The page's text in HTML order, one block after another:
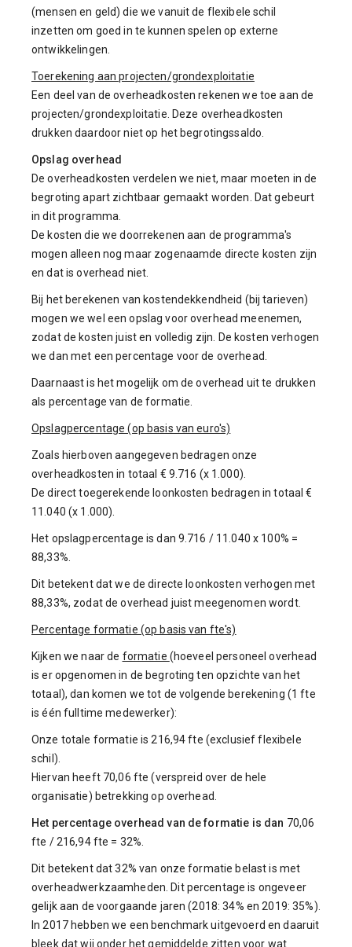
(mensen en geld) die we vanuit de flexibele schil
inzetten om goed in te kunnen spelen op externe
ontwikkelingen.
Toerekening aan projecten/grondexploitatie
Een deel van de overheadkosten rekenen we toe aan de
projecten/grondexploitatie. Deze overheadkosten
drukken daardoor niet op het begrotingssaldo.
Opslag overhead
De overheadkosten verdelen we niet, maar moeten in de
begroting apart zichtbaar gemaakt worden. Dat gebeurt
in dit programma.
De kosten die we doorrekenen aan de programma's
mogen alleen nog maar zogenaamde directe kosten zijn
en dat is overhead niet.
Bij het berekenen van kostendekkendheid (bij tarieven)
mogen we wel een opslag voor overhead meenemen,
zodat de kosten juist en volledig zijn. De kosten verhogen
we dan met een percentage voor de overhead.
Daarnaast is het mogelijk om de overhead uit te drukken
als percentage van de formatie.
Opslagpercentage (op basis van euro's)
Zoals hierboven aangegeven bedragen onze
overheadkosten in totaal € 9.716 (x 1.000).
De direct toegerekende loonkosten bedragen in totaal €
11.040 (x 1.000).
Het opslagpercentage is dan 9.716 / 11.040 x 100% =
88,33%.
Dit betekent dat we de directe loonkosten verhogen met
88,33%, zodat de overhead juist meegenomen wordt.
Percentage formatie (op basis van fte's)
Kijken we naar de formatie (hoeveel personeel overhead
is er opgenomen in de begroting ten opzichte van het
totaal), dan komen we tot de volgende berekening (1 fte
is één fulltime medewerker):
Onze totale formatie is 216,94 fte (exclusief flexibele
schil).
Hiervan heeft 70,06 fte (verspreid over de hele
organisatie) betrekking op overhead.
Het percentage overhead van de formatie is dan 70,06
fte / 216,94 fte = 32%.
Dit betekent dat 32% van onze formatie belast is met
overheadwerkzaamheden. Dit percentage is ongeveer
gelijk aan de voorgaande jaren (2018: 34% en 2019: 35%).
In 2017 hebben we een benchmark uitgevoerd en daaruit
bleek dat wij onder het gemiddelde zitten voor wat